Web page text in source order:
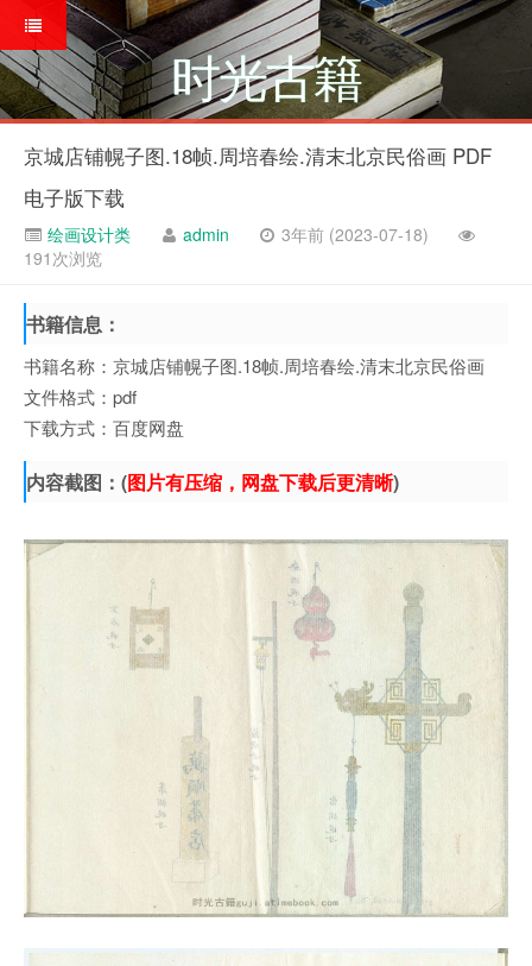
时光古籍
京城店铺幌子图.18帧.周培春绘.清末北京民俗画 PDF
电子版下载
绘画设计类 admin
3年前 (2023-07-18)
191次浏览
书籍信息：
书籍名称：京城店铺幌子图.18帧.周培春绘.清末北京民俗画
文件格式：pdf
下载方式：百度网盘
内容截图：(图片有压缩，网盘下载后更清晰)